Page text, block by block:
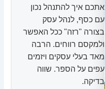
אתכם איך להתנהל נכון
עם כסף, לנהל עסק
בצורה "רזה" ככל האפשר
ולמקסם רווחים. הרבה
מאד בעלי עסקים ויזמים
עפים על הספר. שווה
בדיקה.